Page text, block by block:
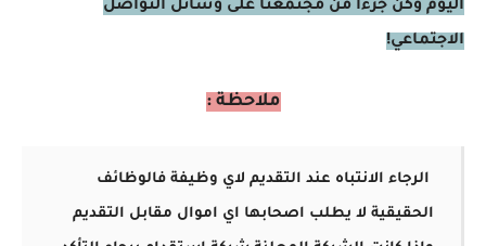
اليوم وكن جزءًا من مجتمعنا على وسائل التواصل
الاجتماعي!
ملاحظة :
الرجاء الانتباه عند التقديم لاي وظيفة فالوظائف
الحقيقية لا يطلب اصحابها اي اموال مقابل التقديم